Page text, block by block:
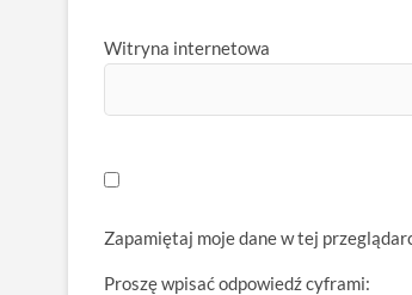
Witryna internetowa
Zapamiętaj moje dane w tej
Proszę wpisać odpowiedź cyframi: